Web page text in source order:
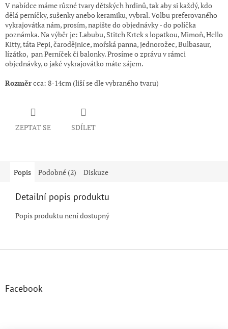
V nabídce máme různé tvary dětských hrdinů, tak aby si každý, kdo
dělá perníčky, sušenky anebo keramiku, vybral. Volbu preferovaného
vykrajovátka nám, prosím, napište do objednávky - do políčka
poznámka. Na výběr je: Labubu, Stitch Krtek s lopatkou, Mimoň, Hello
Kitty, táta Pepi, čarodějnice, mořská panna, jednorožec, Bulbasaur,
lízátko, pan Perníček či balonky. Prosíme o zprávu v rámci
objednávky, o jaké vykrajovátko máte zájem.
Rozměrcca: 8-14cm (liší se dle vybraného tvaru)
ZEPTAT SE SDÍLET
Popis Podobné (2) Diskuze
Detailní popis produktu
Popis produktu není dostupný
Facebook